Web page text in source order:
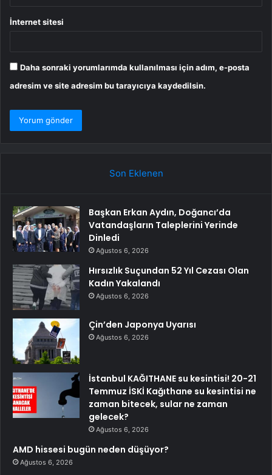
İnternet sitesi
Daha sonraki yorumlarımda kullanılması için adım, e-posta
adresim ve site adresim bu tarayıcıya kaydedilsin.
Son Eklenen
Başkan Erkan Aydın, Doğancı’da
Vatandaşların Taleplerini Yerinde
Dinledi
Ağustos 6, 2026
Hırsızlık Suçundan 52 Yıl Cezası Olan
Kadın Yakalandı
Ağustos 6, 2026
Çin’den Japonya Uyarısı
Ağustos 6, 2026
İstanbul KAĞITHANE su kesintisi! 20-21
Temmuz İSKİ Kağıthane su kesintisi ne
zaman bitecek, sular ne zaman
gelecek?
Ağustos 6, 2026
AMD hissesi bugün neden düşüyor?
Ağustos 6, 2026